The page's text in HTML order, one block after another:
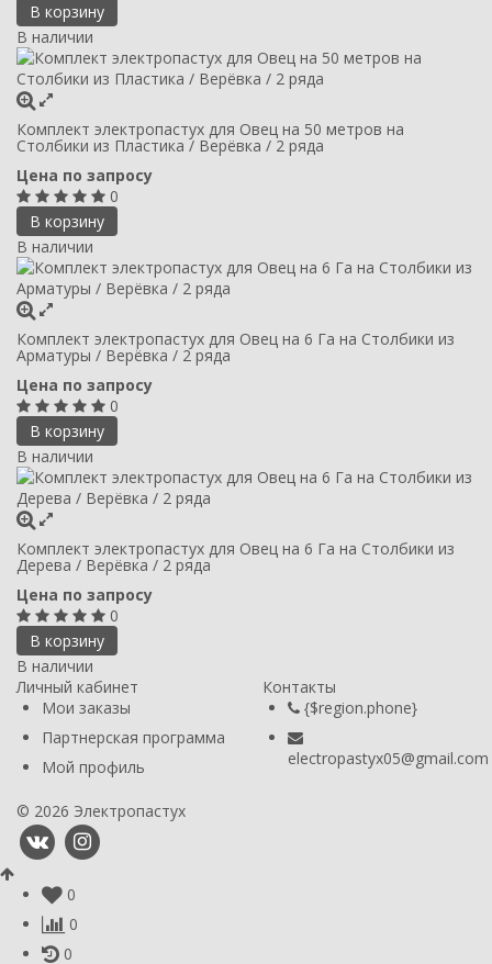
В корзину
В наличии
Комплект электропастух для Овец на 50 метров на
Столбики из Пластика / Верёвка / 2 ряда
Цена по запросу
0
В корзину
В наличии
Комплект электропастух для Овец на 6 Га на Столбики из
Арматуры / Верёвка / 2 ряда
Цена по запросу
0
В корзину
В наличии
Комплект электропастух для Овец на 6 Га на Столбики из
Дерева / Верёвка / 2 ряда
Цена по запросу
0
В корзину
В наличии
Личный кабинет
Мои заказы
Партнерская программа
Мой профиль
Контакты
{$region.phone}
electropastyx05@gmail.com
© 2026 Электропастух
0
0
0